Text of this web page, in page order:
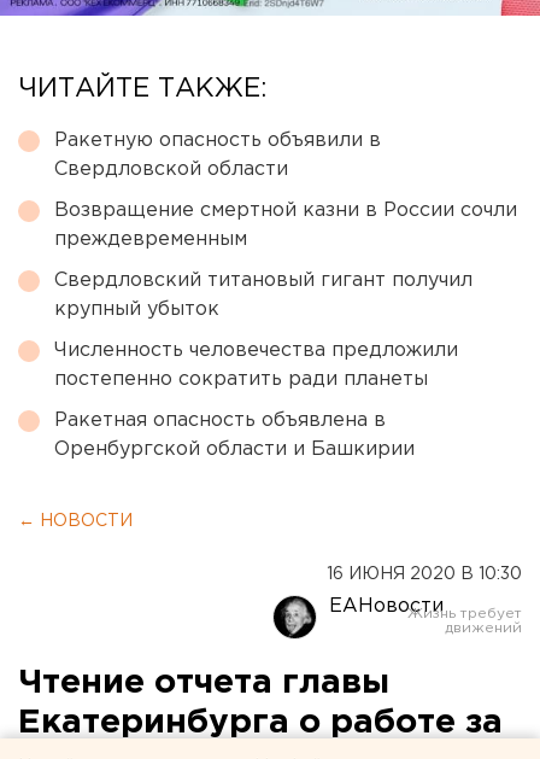
ЧИТАЙТЕ ТАКЖЕ:
Ракетную опасность объявили в
Свердловской области
Возвращение смертной казни в России сочли
преждевременным
Свердловский титановый гигант получил
крупный убыток
Численность человечества предложили
постепенно сократить ради планеты
Ракетная опасность объявлена в
Оренбургской области и Башкирии
← НОВОСТИ
16 ИЮНЯ 2020 В 10:30
ЕАНовости
Чтение отчета главы
Екатеринбурга о работе за